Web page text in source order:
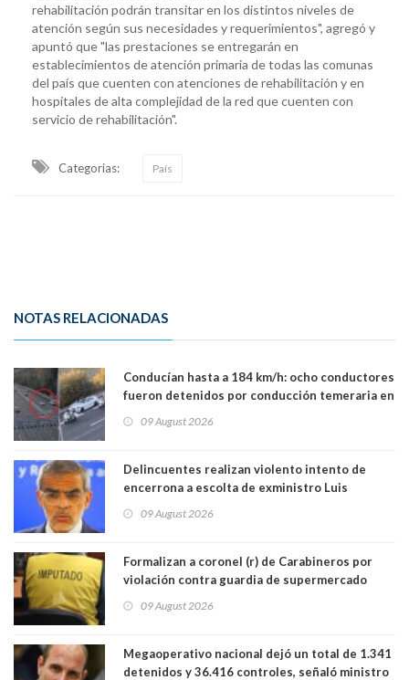
rehabilitación podrán transitar en los distintos niveles de
atención según sus necesidades y requerimientos", agregó y
apuntó que "las prestaciones se entregarán en
establecimientos de atención primaria de todas las comunas
del país que cuenten con atenciones de rehabilitación y en
hospitales de alta complejidad de la red que cuenten con
servicio de rehabilitación".
Categorias: País
NOTAS RELACIONADAS
Conducían hasta a 184 km/h: ocho conductores
fueron detenidos por conducción temeraria en
09 August 2026
Delincuentes realizan violento intento de
encerrona a escolta de exministro Luis
Lo Espejo
09 August 2026
Formalizan a coronel (r) de Carabineros por
violación contra guardia de supermercado
09 August 2026
Megaoperativo nacional dejó un total de 1.341
detenidos y 36.416 controles, señaló ministro